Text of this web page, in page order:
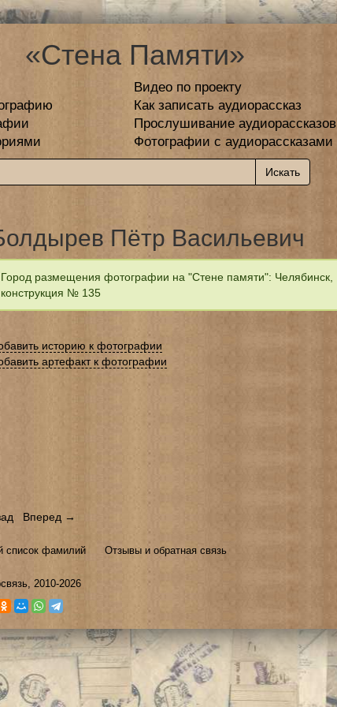
«Стена Памяти»
Видео по проекту
Как записать аудиорассказ
Прослушивание аудиорассказов
Фотографии с аудиорассказами
Пётр Васильевич
Город размещения фотографии на "Стене памяти": Челябинск,
конструкция № 135
историю к фотографии
артефакт к фотографии
Вперед →
список фамилий Отзывы и обратная связь
, 2010-2026